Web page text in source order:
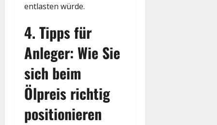
entlasten würde.
4. Tipps für
Anleger: Wie Sie
sich beim
Ölpreis richtig
positionieren